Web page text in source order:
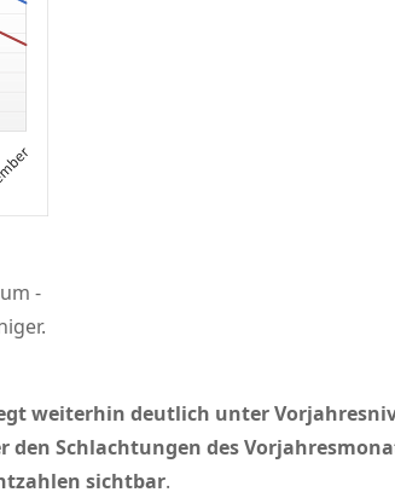
-
weiterhin deutlich unter
Schlachtungen des
sichtbar.